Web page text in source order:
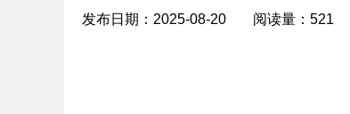
发布日期：2025-08-20 阅读量：521